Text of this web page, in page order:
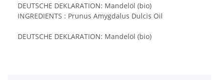
DEUTSCHE DEKLARATION: Mandelöl (bio)
INGREDIENTS : Prunus Amygdalus Dulcis Oil
DEUTSCHE DEKLARATION: Mandelöl (bio)